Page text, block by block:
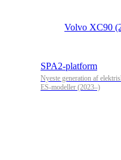
Volvo XC90
SPA2-platform
Nyeste generation af
ES-modeller (2023–)